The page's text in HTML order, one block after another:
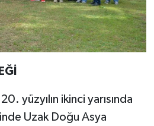
yüzyılın ikinci yarısında
Uzak Doğu Asya